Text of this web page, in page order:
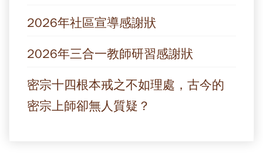
2026年社區宣導感謝狀
2026年三合一教師研習感謝狀
密宗十四根本戒之不如理處，古今的
密宗上師卻無人質疑？